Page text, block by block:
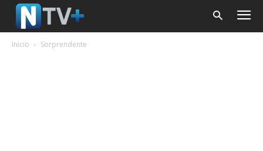
Inicio Sorprendente